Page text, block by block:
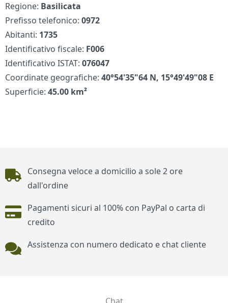
Regione: Basilicata
Prefisso telefonico:0972
Abitanti: 1735
Identificativo fiscale: F006
Identificativo ISTAT:076047
Coordinate geografiche:40°54'35"64 N, 15°49'49"08 E
Superficie:45.00 km²
Piè di pagina
Consegna veloce a domicilio a sole 2 ore
dall'ordine
Pagamenti sicuri al 100% con PayPal o carta di
credito
Assistenza con numero dedicato e chat cliente